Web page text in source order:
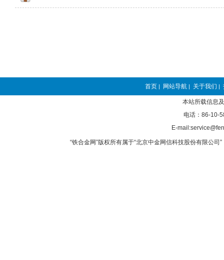
首页 | 网站导航 | 关于我们 |
本站所载信息
电话：86-10-
E-
“铁合金网”版权所有属于“北京中金网信科技股份有限公司